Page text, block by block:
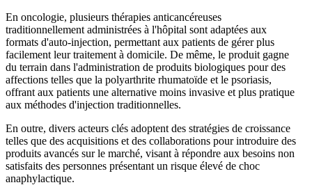
En oncologie, plusieurs thérapies anticancéreuses
traditionnellement administrées à l'hôpital sont adaptées aux
formats d'auto-injection, permettant aux patients de gérer plus
facilement leur traitement à domicile. De même, le produit gagne
du terrain dans l'administration de produits biologiques pour des
affections telles que la polyarthrite rhumatoïde et le psoriasis,
offrant aux patients une alternative moins invasive et plus pratique
aux méthodes d'injection traditionnelles.
En outre, divers acteurs clés adoptent des stratégies de croissance
telles que des acquisitions et des collaborations pour introduire des
produits avancés sur le marché, visant à répondre aux besoins non
satisfaits des personnes présentant un risque élevé de choc
anaphylactique.